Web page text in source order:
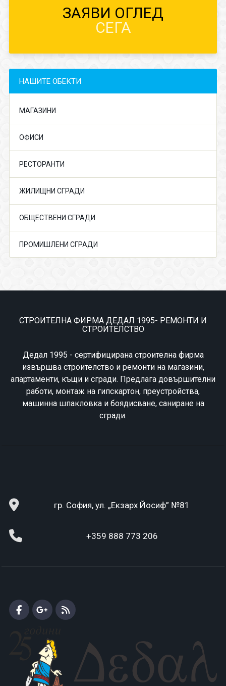
ЗАЯВИ ОГЛЕД
СЕГА
НАШИТЕ ОБЕКТИ
МАГАЗИНИ
ОФИСИ
РЕСТОРАНТИ
ЖИЛИЩНИ СГРАДИ
ОБЩЕСТВЕНИ СГРАДИ
ПРОМИШЛЕНИ СГРАДИ
СТРОИТЕЛНА ФИРМА ДЕДАЛ 1995- РЕМОНТИ И
СТРОИТЕЛСТВО
Дедал 1995 - сертифицирана строителна фирма
извършва строителство и ремонти на магазини,
апартаменти, къщи и сгради. Предлага довършителни
работи, монтаж на гипскартон, преустройства,
машинна шпакловка и боядисване, саниране на
сгради.
гр. София, ул. „Екзарх Йосиф” №81
+359 888 773 206